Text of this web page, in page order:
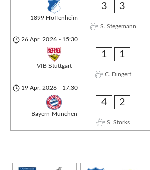
1899 Hoffenheim
3 3
S. Stegemann
26 Apr. 2026 - 15:30
VfB Stuttgart
1 1
C. Dingert
19 Apr. 2026 - 17:30
Bayern München
4 2
S. Storks